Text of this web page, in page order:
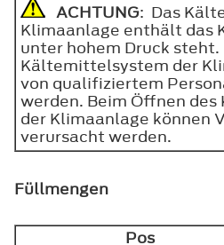
ACHTUNG: Das
Klimaanlage enthält das
unter hohem Druck steht.
Kältemittelsystem der
von qualifiziertem
werden. Beim Öffnen
der Klimaanlage können
verursacht werden.
Füllmengen
Pos